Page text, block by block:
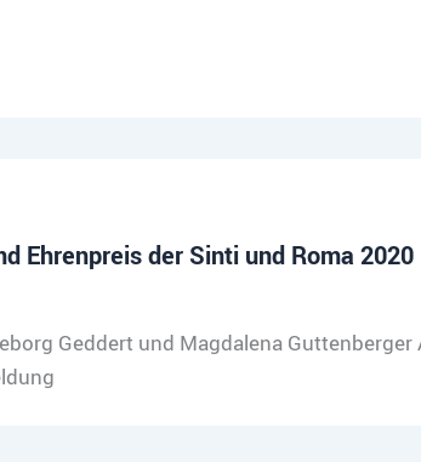
Ehrenpreis der Sinti und Roma 2020
Geddert und Magdalena